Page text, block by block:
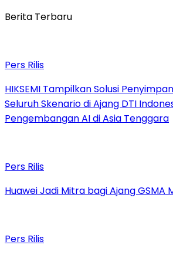
Berita Terbaru
Pers Rilis
HIKSEMI Tampilkan Solusi
Seluruh Skenario di Ajang DTI
Pengembangan AI di Asia Tenggara
Pers Rilis
Huawei Jadi Mitra bagi Ajang GSMA
Pers Rilis